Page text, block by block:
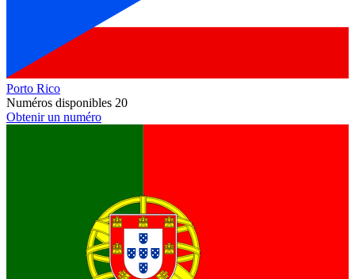
Porto Rico
Numéros disponibles 20
Obtenir un numéro